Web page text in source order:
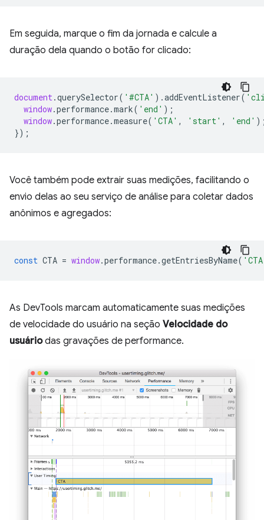
Em seguida, marque o fim da jornada e calcule a
duração dela quando o botão for clicado:
document.querySelector( '#CTA' ).addEventListener(
window.performance.mark( 'end' );
window.performance.measure( 'CTA' , 'start' , 'end'
});
Você também pode extrair suas medições, facilitando o
envio delas ao seu serviço de análise para coletar dados
anônimos e agregados:
const CTA = window.performance.getEntriesByName(
As DevTools marcam automaticamente suas medições
de velocidade do usuário na seção Velocidade do
usuáriodas gravações de performance.